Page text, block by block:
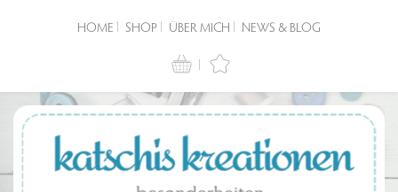
HOME SHOP ÜBER MICH NEWS & BLOG